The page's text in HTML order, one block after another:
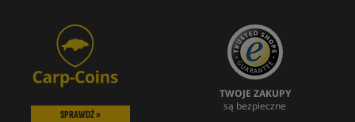
SPRAWDŹ »
TWOJE ZAKUPY
są bezpieczne